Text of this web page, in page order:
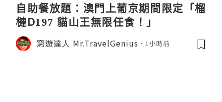
自助餐放題：澳門上葡京期間限定「榴
槤D197 貓山王無限任食！」
窮遊達人 Mr.TravelGenius 1小時前